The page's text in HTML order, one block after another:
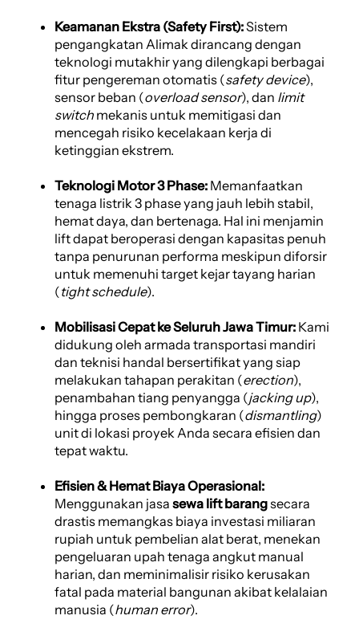
Keamanan Ekstra (Safety First):Sistem
pengangkatan Alimak dirancang dengan
teknologi mutakhir yang dilengkapi berbagai
fitur pengereman otomatis (safety device),
sensor beban (overload sensor), dan limit
switch mekanis untuk memitigasi dan
mencegah risiko kecelakaan kerja di
ketinggian ekstrem.
Teknologi Motor 3 Phase: Memanfaatkan
tenaga listrik 3 phase yang jauh lebih stabil,
hemat daya, dan bertenaga. Hal ini menjamin
lift dapat beroperasi dengan kapasitas penuh
tanpa penurunan performa meskipun diforsir
untuk memenuhi target kejar tayang harian
(tight schedule).
Mobilisasi Cepat ke Seluruh Jawa Timur: Kami
didukung oleh armada transportasi mandiri
dan teknisi handal bersertifikat yang siap
melakukan tahapan perakitan (erection),
penambahan tiang penyangga (jacking up),
hingga proses pembongkaran (dismantling)
unit di lokasi proyek Anda secara efisien dan
tepat waktu.
Efisien & Hemat Biaya Operasional:
Menggunakan jasa sewa lift barangsecara
drastis memangkas biaya investasi miliaran
rupiah untuk pembelian alat berat, menekan
pengeluaran upah tenaga angkut manual
harian, dan meminimalisir risiko kerusakan
fatal pada material bangunan akibat kelalaian
manusia (human error).